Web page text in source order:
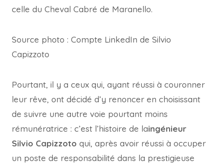
celle du Cheval Cabré de Maranello.
Source photo : Compte LinkedIn de Silvio
Capizzoto
Pourtant, il y a ceux qui, ayant réussi à couronner
leur rêve, ont décidé d’y renoncer en choisissant
de suivre une autre voie pourtant moins
rémunératrice : c’est l’histoire de laingénieur
Silvio Capizzoto qui, après avoir réussi à occuper
un poste de responsabilité dans la prestigieuse